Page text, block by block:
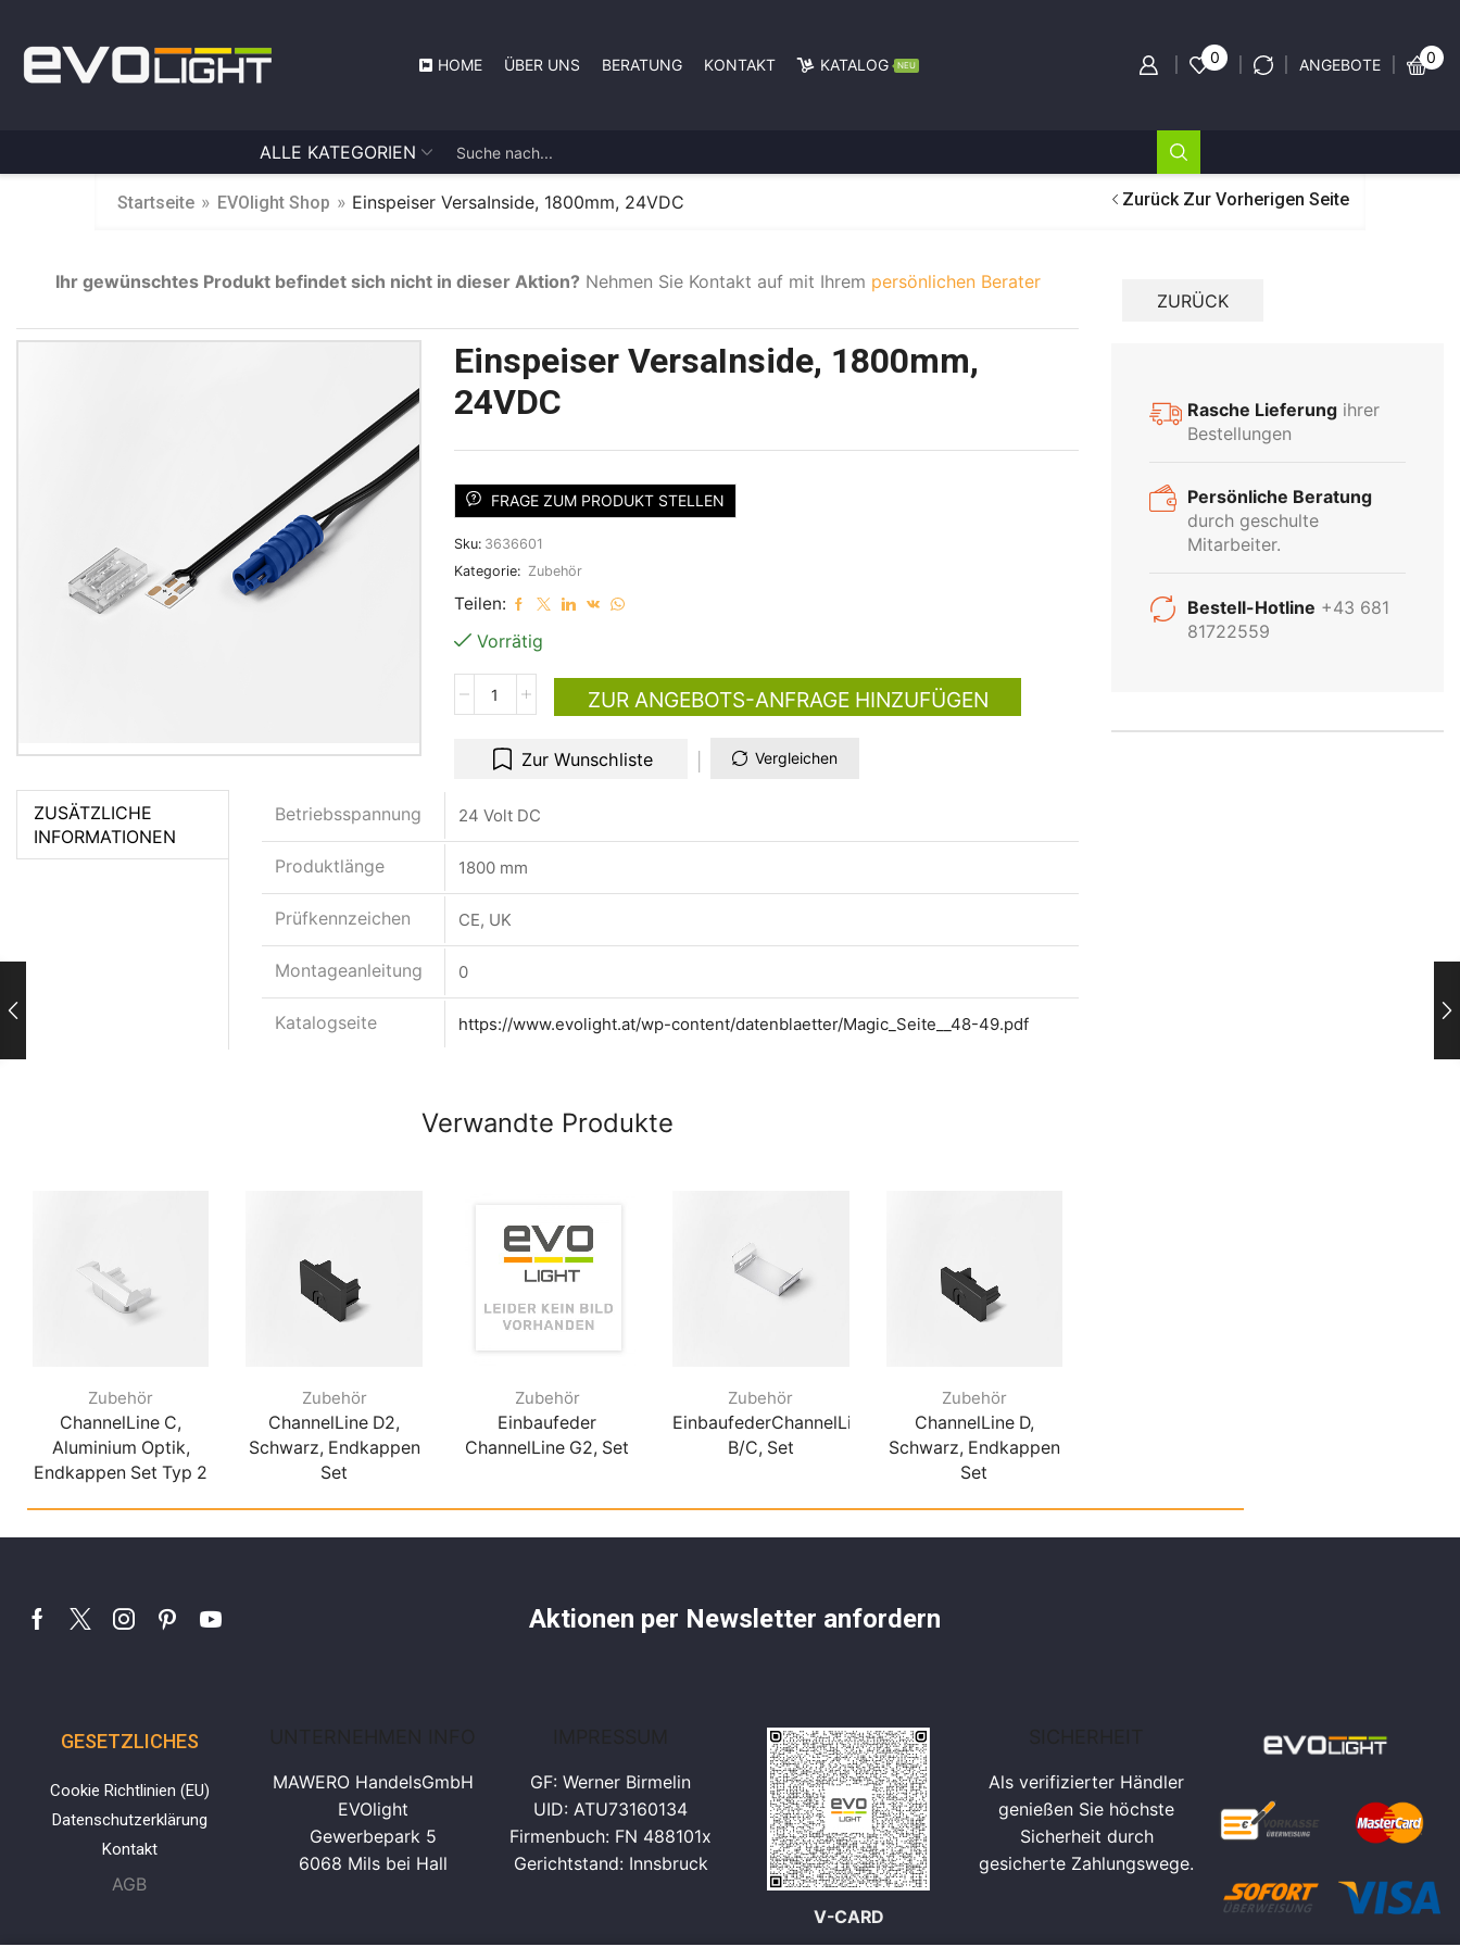
HOME ÜBER UNS BERATUNG KONTAKT KATALOG NEU 0 ANGEBOTE 0
ALLE KATEGORIEN
Zurück Zur Vorherigen Seite
Startseite » EVOlight Shop » Einspeiser VersaInside, 1800mm, 24VDC
Ihr gewünschtes Produkt befindet sich nicht in dieser Aktion?Nehmen Sie Kontakt auf mit Ihrem persönlichen Berater
Einspeiser VersaInside, 1800mm,
24VDC
FRAGE ZUM PRODUKT STELLEN
Sku: 3636601
Kategorie: Zubehör
Teilen:
Vorrätig
ZUR ANGEBOTS-ANFRAGE HINZUFÜGEN
Zur Wunschliste Vergleichen
ZUSÄTZLICHE
INFORMATIONEN
Betriebsspannung 24 Volt DC
Produktlänge 1800 mm
Prüfkennzeichen CE, UK
Montageanleitung 0
Katalogseite https://www.evolight.at/wp-content/datenblaetter/Magic_Seite__48-49.pdf
Verwandte Produkte
Zubehör
ChannelLine C,
Aluminium Optik,
Endkappen Set Typ 2
Zubehör
ChannelLine D2,
Schwarz, Endkappen
Set
Zubehör
Einbaufeder
ChannelLine G2, Set
Zubehör
EinbaufederChannelLine
B/C, Set
Zubehör
ChannelLine D,
Schwarz, Endkappen
Set
Rasche Lieferung ihrer
Bestellungen
Persönliche Beratung
durch geschulte
Mitarbeiter.
Bestell-Hotline +43 681
81722559
INDUSTRIE
gerne persönlich über unser
Aktionen per Newsletter anfordern
GESETZLICHES
Cookie Richtlinien (EU)
Datenschutzerklärung
Kontakt
AGB
MAWERO HandelsGmbH
EVOlight
Gewerbepark 5
6068 Mils bei Hall
GF: Werner Birmelin
UID: ATU73160134
Firmenbuch: FN 488101x
Gerichtstand: Innsbruck
V-CARD
Als verifizierter Händler
genießen Sie höchste
Sicherheit durch
gesicherte Zahlungswege.